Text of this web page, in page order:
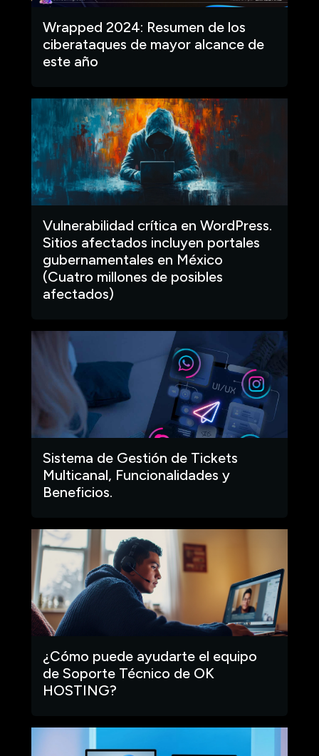
Wrapped 2024: Resumen de los
ciberataques de mayor alcance de
este año
Vulnerabilidad crítica en WordPress.
Sitios afectados incluyen portales
gubernamentales en México
(Cuatro millones de posibles
afectados)
Sistema de Gestión de Tickets
Multicanal, Funcionalidades y
Beneficios.
¿Cómo puede ayudarte el equipo
de Soporte Técnico de OK
HOSTING?